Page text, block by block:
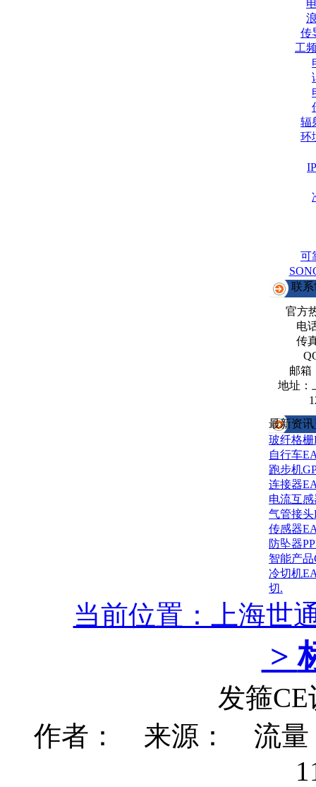
传
工
辐
环
可
联
官方
电
传
邮箱
地址：
最新资讯
玻纤格
自行车
跑步机
连接器
电流互
气管接
传感器
防坠器
智能产
冷切机
切.
当前位置：上海世
>
发箍
作者： 来源： 流量